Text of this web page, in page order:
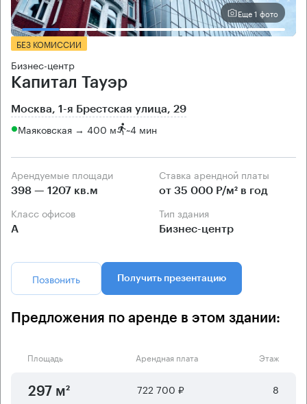
Еще 1 фото
БЕЗ КОМИССИИ
Бизнес-центр
Капитал Тауэр
Москва, 1-я Брестская улица, 29
Маяковская → 400 м ~4 мин
Арендуемые площади
398 — 1207 кв.м
Ставка арендной платы
от 35 000 Р/м² в год
Класс офисов
А
Тип здания
Бизнес-центр
Позвонить Получить презентацию
Предложения по аренде в этом здании:
Площадь Арендная плата Этаж
297 м² 722 700 ₽ 8